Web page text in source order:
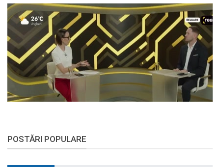
POSTĂRI POPULARE